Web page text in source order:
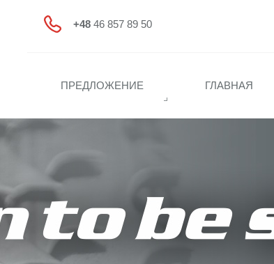
+48 46 857 89 50
ПРЕДЛОЖЕНИЕ ГЛАВНАЯ